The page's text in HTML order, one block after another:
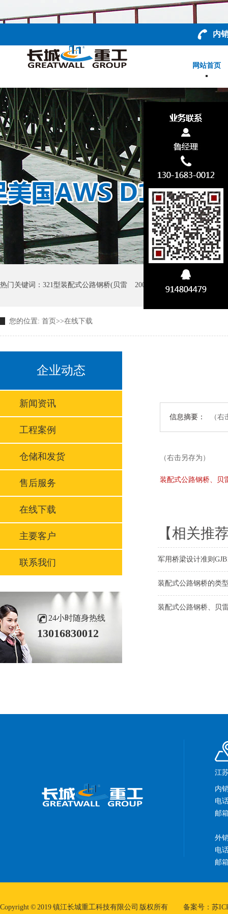
内
网站首页
热门关键词： 321型装配式公路钢桥(贝雷 200型装配式公路钢桥(贝雷
GW D型大跨径装配式公路钢
您的位置: 首页 >>在线下载
企业动态
新闻资讯
工程案例
仓储和发货
售后服务
在线下载
主要客户
联系我们
24小时随身热线
13016830012
信息摘要： （
（右击另存为）
装配式公路钢桥、贝
【相关推
军用桥梁设计准则
装配式公路钢桥的类
装配式公路钢桥、贝
江
内
电
邮
外
电
邮
Copyright © 2019 镇江长城重工科技有限公司 版权所有 备案号：苏